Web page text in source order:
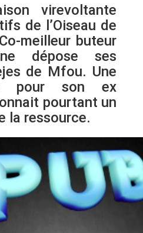
virevoltante
de l’Oiseau de
meilleur buteur
dépose ses
de Mfou. Une
pour son ex
pourtant un
la ressource.